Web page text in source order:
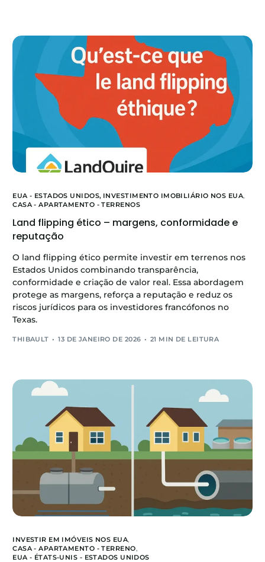
EUA - ESTADOS UNIDOS, INVESTIMENTO IMOBILIÁRIO NOS EUA,
CASA - APARTAMENTO - TERRENOS
Land flipping ético – margens, conformidade e
reputação
O land flipping ético permite investir em terrenos nos
Estados Unidos combinando transparência,
conformidade e criação de valor real. Essa abordagem
protege as margens, reforça a reputação e reduz os
riscos jurídicos para os investidores francófonos no
Texas.
THIBAULT 13 DE JANEIRO DE 2026 21 MIN DE LEITURA
INVESTIR EM IMÓVEIS NOS EUA,
CASA - APARTAMENTO - TERRENO,
EUA - ÉTATS-UNIS - ESTADOS UNIDOS